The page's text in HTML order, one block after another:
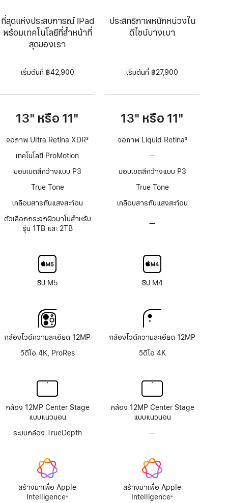
ที่สุดแห่งประสบการณ์ iPad
พร้อมเทคโนโลยีที่ล้ำหน้าที่
สุดของเรา
เริ่มต้นที่ ฿42,900
13" หรือ 11"
จอภาพ Ultra Retina XDR
เชิงอรรถ
3
เทคโนโลยี ProMotion
ขอบเขตสีกว้างแบบ P3
True Tone
เคลือบสารกันแสงสะท้อน
ตัวเลือกกระจกผิวนาโนสำหรับ
รุ่น 1TB และ 2TB
ชิป M5
กล้องไวด์ความละเอียด 12MP
วิดีโอ 4K, ProRes
กล้อง 12MP Center Stage
แบบแนวนอน
ระบบกล้อง TrueDepth
สร้างมาเพื่อ Apple
Intelligence※
ประสิทธิภาพหนักหน่วงใน
ดีไซน์บางเบา
เริ่มต้นที่ ฿27,900
13" หรือ 11"
จอภาพ Liquid Retina3
—
ProMotion
ขอบเขตสีกว้างแบบ P3
True Tone
เคลือบสารกันแสงสะท้อน
—
จอภาพ
Nano-
texture
ชิป M4
กล้องไวด์ความละเอียด 12MP
วิดีโอ 4K
กล้อง 12MP Center Stage
แบบแนวนอน
—
TrueDepth
สร้างมาเพื่อ Apple
Intelligence※